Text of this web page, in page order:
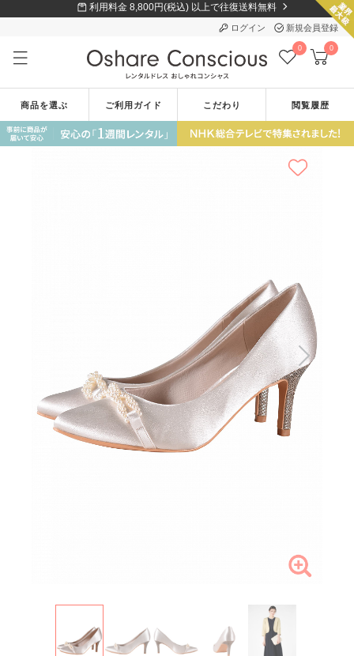
利用料金 8,800円(税込) 以上で往復送料無料
ログイン 新規会員登録
0 0
商品を選ぶ ご利用ガイド こだわり 閲覧履歴